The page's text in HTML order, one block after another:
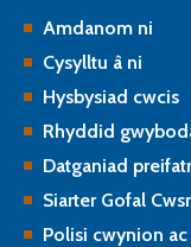
Amdanom ni
Cysylltu â ni
Hysbysiad cwcis
Rhyddid
Datganiad
Siarter Gofal
Polisi cwynion